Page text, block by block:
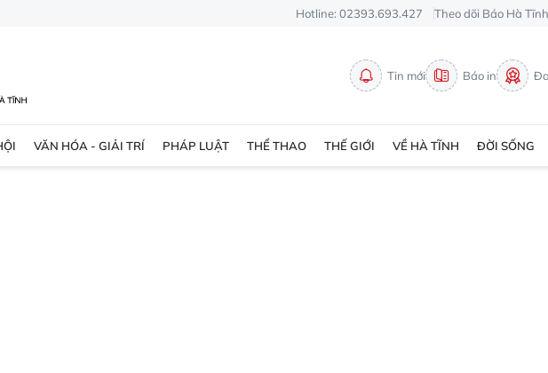
Hotline: 02393.693.427 Theo dõi Báo Hà
Tin mới Báo in
VĂN HÓA - GIẢI TRÍ PHÁP LUẬT THỂ THAO THẾ GIỚI VỀ HÀ TĨNH ĐỜI SỐNG